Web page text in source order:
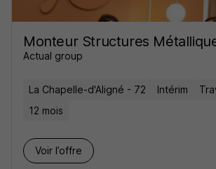
Monteur Structures
Actual group
La Chapelle-d'Aligné - 72 Intérim
12 mois
Voir l’offre